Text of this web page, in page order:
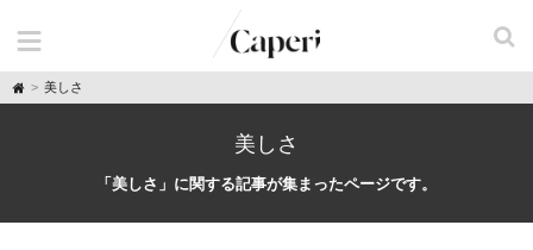
H
o
美しさ
美しさ
「美しさ」に関する記事が集まったページです。